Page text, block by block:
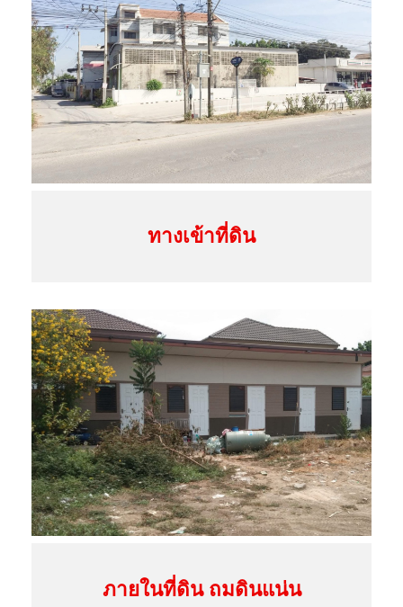
สิ่
ง
ป
ลู
ร้
า
ง
ซ
อ
ทางเข้าที่ดิน
ภายในที่ดิน ถมดินแน่น